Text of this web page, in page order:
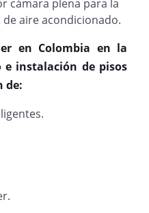
cámara plena para la
aire acondicionado.
en Colombia en la
instalación de pisos
de: